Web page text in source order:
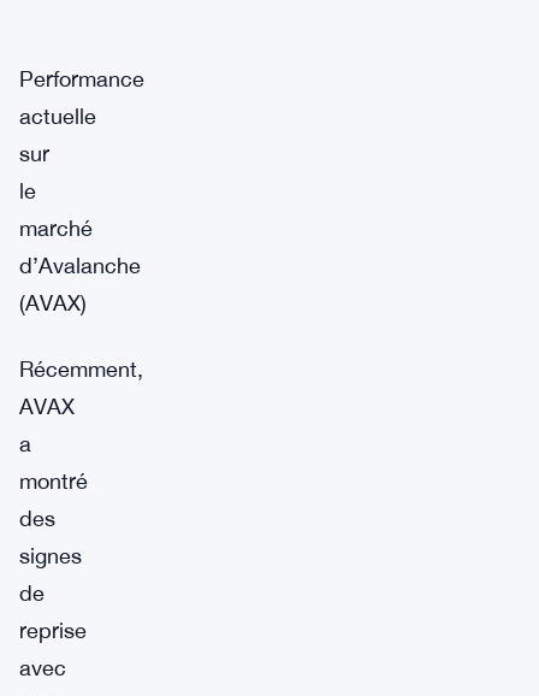
Performance
actuelle
sur
le
marché
d’Avalanche
(AVAX)
Récemment,
AVAX
a
montré
des
signes
de
reprise
avec